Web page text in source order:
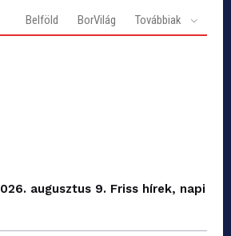
Belföld BorVilág Továbbiak
augusztus 9. Friss hírek, napi